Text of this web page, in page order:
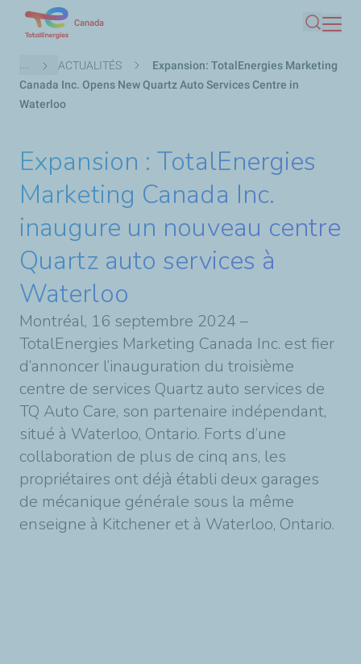
contenu
principal
Canada
Fil
d'Ariane
... ACTUALITÉS
Expansion: TotalEnergies Marketing
Canada Inc. Opens New Quartz Auto Services Centre in
Waterloo
Expansion : TotalEnergies
Marketing Canada Inc.
inaugure un nouveau centre
Quartz auto services à
Waterloo
Montréal, 16 septembre 2024 –
TotalEnergies Marketing Canada Inc. est fier
d’annoncer l’inauguration du troisième
centre de services Quartz auto services de
TQ Auto Care, son partenaire indépendant,
situé à Waterloo, Ontario. Forts d’une
collaboration de plus de cinq ans, les
propriétaires ont déjà établi deux garages
de mécanique générale sous la même
enseigne à Kitchener et à Waterloo, Ontario.